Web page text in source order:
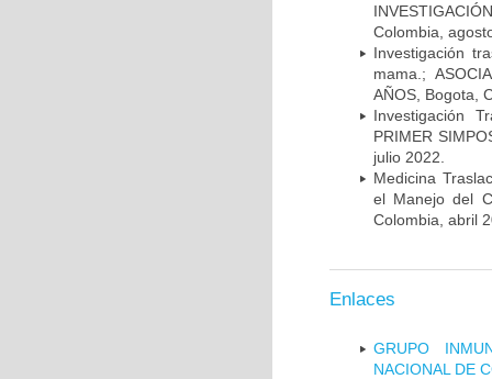
Colombia,
Investigación
mama.;
AÑOS, Bogota,
Investigación
PRIMER
julio 2022.
Medicina
el Manejo del
Colombia, abril
Enlaces
GRUPO
NACIONAL DE